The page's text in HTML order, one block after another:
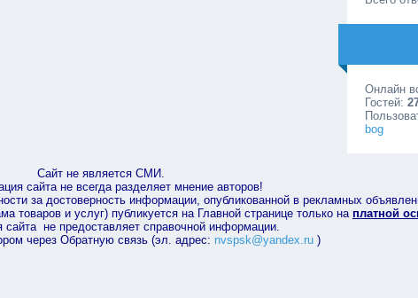
Онлайн
Гостей:
bog
Сайт не является СМИ.
сайта не всегда разделяет мнение авторов!
за достоверность информации, опубликованной в рекламных
товаров и услуг) публикуется на Главной странице только на платной
сайта не предоставляет справочной информации.
через Обратную связь (эл. адрес: nvspsk@yandex.ru)